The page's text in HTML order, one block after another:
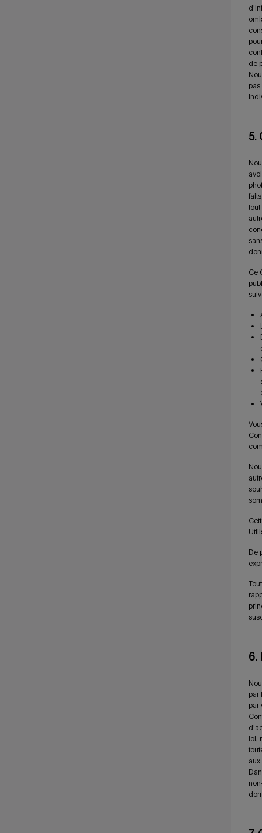
de
5.
Ce
De
6.
par
par
loi,